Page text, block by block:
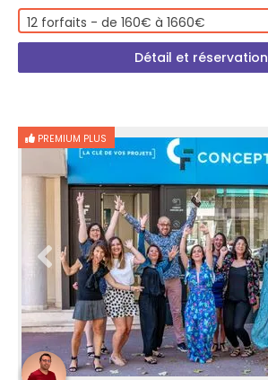
12 forfaits - de 160€ à 1660€
Détail et réservation
PREMIUM PLUS